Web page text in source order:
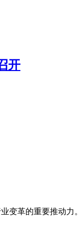
开
革的重要推动力